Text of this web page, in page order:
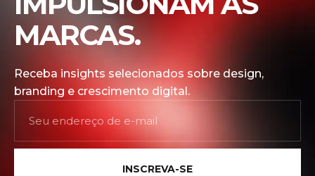
MARCAS.
Receba insights selecionados sobre design,
branding e crescimento digital.
INSCREVA-SE